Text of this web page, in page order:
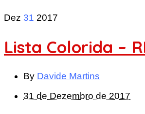
Dez 31 2017
Lista Colorida –
By Davide Martins
31 de Dezembro de 2017